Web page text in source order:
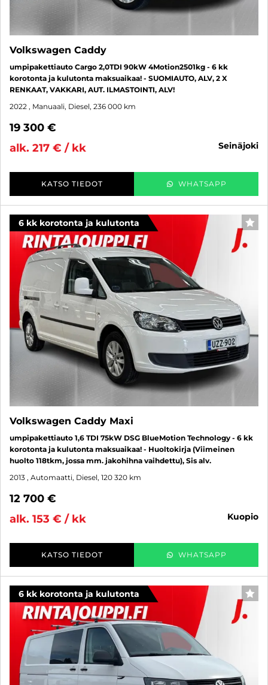
Volkswagen Caddy
umpipakettiauto Cargo 2,0TDI 90kW 4Motion2501kg - 6 kk
korotonta ja kulutonta maksuaikaa! - SUOMIAUTO, ALV, 2 X
RENKAAT, VAKKARI, AUT. ILMASTOINTI, ALV!
2022 , Manuaali, Diesel, 236 000 km
19 300 €
alk. 217 € / kk
seinäjoki
KATSO TIEDOT WHATSAPP
6 kk korotonta ja kulutonta
Volkswagen Caddy Maxi
umpipakettiauto 1,6 TDI 75kW DSG BlueMotion Technology - 6 kk
korotonta ja kulutonta maksuaikaa! - Huoltokirja (Viimeinen
huolto 118tkm, jossa mm. jakohihna vaihdettu), Sis alv.
2013 , Automaatti, Diesel, 120 320 km
12 700 €
alk. 153 € / kk
kuopio
KATSO TIEDOT WHATSAPP
6 kk korotonta ja kulutonta